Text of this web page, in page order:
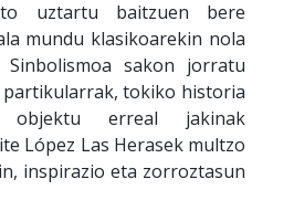
uztartu baitzuen bere
mundu klasikoarekin nola
sakon jorratu
tokiko historia
erreal jakinak
López Las Herasek multzo
inspirazio eta zorroztasun